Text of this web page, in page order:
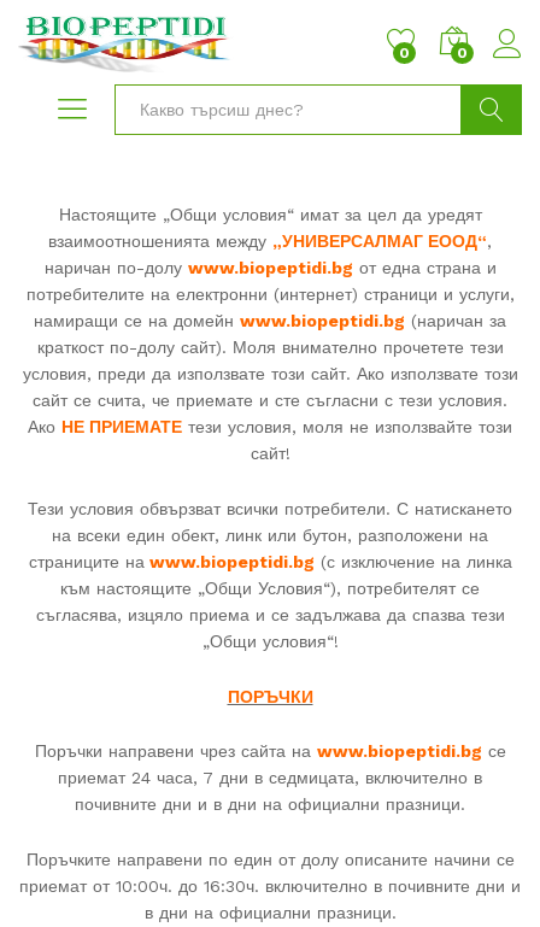
0 0
Настоящите „Общи условия“ имат за цел да уредят
взаимоотношенията между „УНИВЕРСАЛМАГ ЕООД“,
наричан по-долу www.biopeptidi.bg от една страна и
потребителите на електронни (интернет) страници и услуги,
намиращи се на домейн www.biopeptidi.bg (наричан за
краткост по-долу сайт). Моля внимателно прочетете тези
условия, преди да използвате този сайт. Ако използвате този
сайт се счита, че приемате и сте съгласни с тези условия.
Ако НЕ ПРИЕМАТЕ тези условия, моля не използвайте този
сайт!
Тези условия обвързват всички потребители. С натискането
на всеки един обект, линк или бутон, разположени на
страниците на www.biopeptidi.bg (с изключение на линка
към настоящите „Общи Условия“), потребителят се
съгласява, изцяло приема и се задължава да спазва тези
„Общи условия“!
ПОРЪЧКИ
Поръчки направени чрез сайта на www.biopeptidi.bg се
приемат 24 часа, 7 дни в седмицата, включително в
почивните дни и в дни на официални празници.
Поръчките направени по един от долу описаните начини се
приемат от 10:00ч. до 16:30ч. включително в почивните дни и
в дни на официални празници.